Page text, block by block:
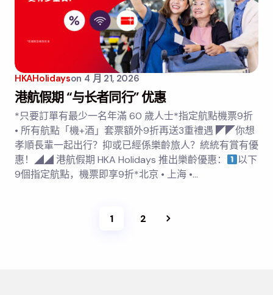
HKAHolidayson 4 月 21, 2026
港航假期 “与长者同行” 优惠
*只要訂單有最少一名年滿 60 歲人士*指定航點機票9折
• 所有航點「機+酒」套票額外9折再送3重禮遇 ◤◤你想
孝順長輩一起出行？抑或已經係樂齡旅人？統統有賞有優
惠！◢◢ 港航假期 HKA Holidays 推出樂齡優惠：
以下
9個指定航點，機票即享9折*北京 • 上海 •…
1 2